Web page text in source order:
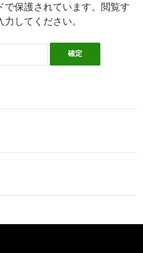
で保護されています。閲覧す
してください。